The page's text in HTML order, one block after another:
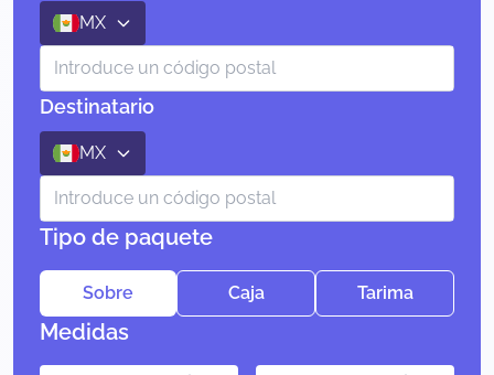
MX
Destinatario
MX
Tipo de paquete
Sobre Caja Tarima
Medidas